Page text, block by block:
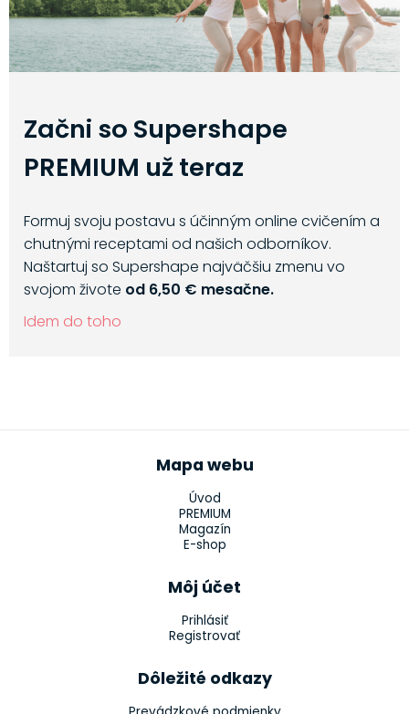
Začni so Supershape
PREMIUM už teraz
Formuj svoju postavu s účinným online cvičením a
chutnými receptami od našich odborníkov.
Naštartuj so Supershape najväčšiu zmenu vo
svojom živote od 6,50 € mesačne.
Idem do toho
Mapa webu
Úvod
PREMIUM
Magazín
E-shop
Môj účet
Prihlásiť
Registrovať
Dôležité odkazy